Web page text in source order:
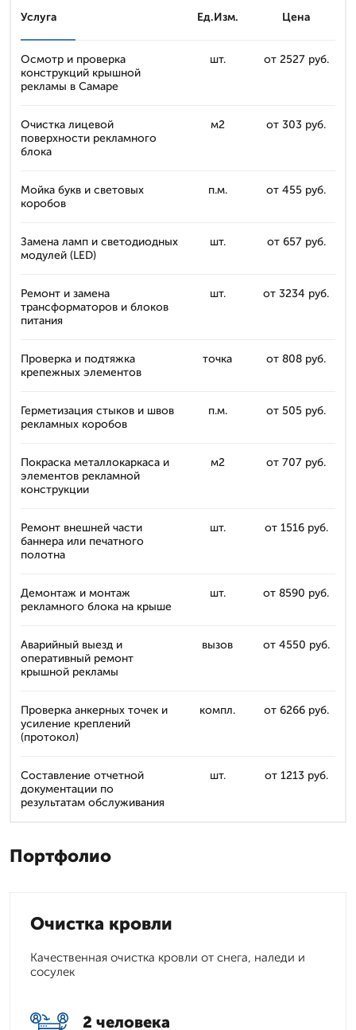
Услуга Ед.Изм. Цена
Осмотр и проверка
конструкций крышной
рекламы в Самаре
шт. от 2527 руб.
Очистка лицевой
поверхности рекламного
блока
м2 от 303 руб.
Мойка букв и световых
коробов
п.м. от 455 руб.
Замена ламп и светодиодных
модулей (LED)
шт. от 657 руб.
Ремонт и замена
трансформаторов и блоков
питания
шт. от 3234 руб.
Проверка и подтяжка
крепежных элементов
точка от 808 руб.
Герметизация стыков и швов
рекламных коробов
п.м. от 505 руб.
Покраска металлокаркаса и
элементов рекламной
конструкции
м2 от 707 руб.
Ремонт внешней части
баннера или печатного
полотна
шт. от 1516 руб.
Демонтаж и монтаж
рекламного блока на крыше
шт. от 8590 руб.
Аварийный выезд и
оперативный ремонт
крышной рекламы
вызов от 4550 руб.
Проверка анкерных точек и
усиление креплений
(протокол)
компл. от 6266 руб.
Составление отчетной
документации по
результатам обслуживания
шт. от 1213 руб.
Портфолио
Очистка кровли
Качественная очистка кровли от снега, наледи и
сосулек
2 человека